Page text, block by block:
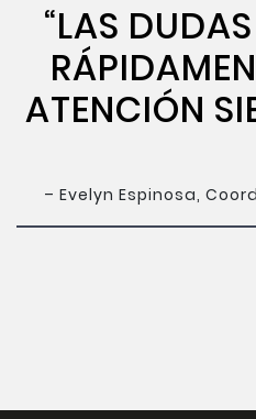
“LAS
ATENCIÓN
– Evelyn Espinosa,